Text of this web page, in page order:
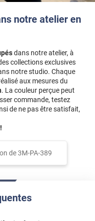
notre atelier en
dans notre atelier, à
collections exclusives
notre studio. Chaque
aux mesures du
. La couleur perçue peut
commande, testez
de ne pas être satisfait,
de3M-PA-389